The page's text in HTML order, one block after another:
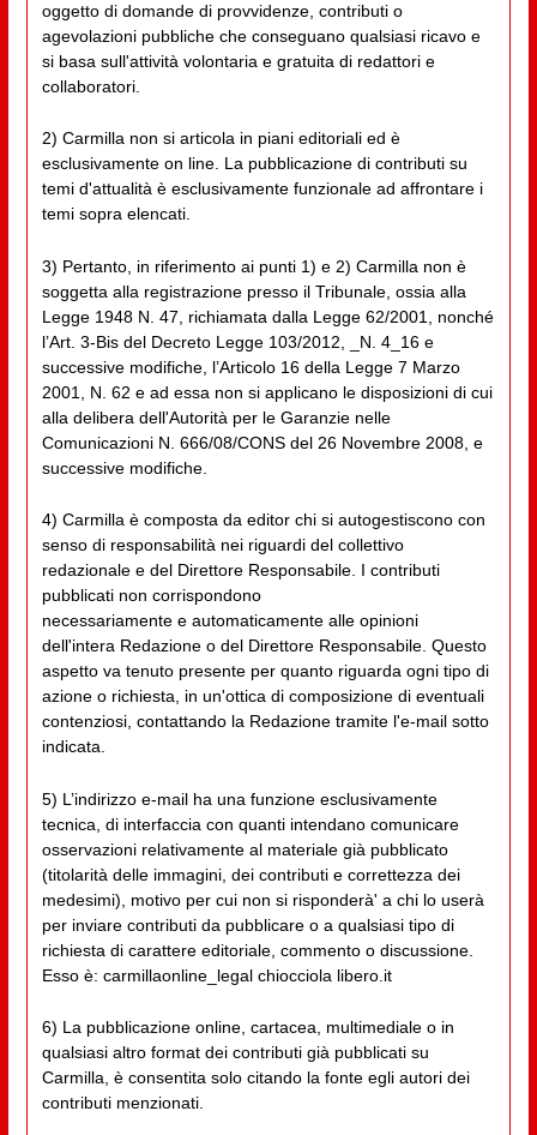
oggetto di domande di provvidenze, contributi o
agevolazioni pubbliche che conseguano qualsiasi ricavo e
si basa sull'attività volontaria e gratuita di redattori e
collaboratori.
2) Carmilla non si articola in piani editoriali ed è
esclusivamente on line. La pubblicazione di contributi su
temi d'attualità è esclusivamente funzionale ad affrontare i
temi sopra elencati.
3) Pertanto, in riferimento ai punti 1) e 2) Carmilla non è
soggetta alla registrazione presso il Tribunale, ossia alla
Legge 1948 N. 47, richiamata dalla Legge 62/2001, nonché
l’Art. 3-Bis del Decreto Legge 103/2012, _N. 4_16 e
successive modifiche, l’Articolo 16 della Legge 7 Marzo
2001, N. 62 e ad essa non si applicano le disposizioni di cui
alla delibera dell'Autorità per le Garanzie nelle
Comunicazioni N. 666/08/CONS del 26 Novembre 2008, e
successive modifiche.
4) Carmilla è composta da editor chi si autogestiscono con
senso di responsabilità nei riguardi del collettivo
redazionale e del Direttore Responsabile. I contributi
pubblicati non corrispondono
necessariamente e automaticamente alle opinioni
dell'intera Redazione o del Direttore Responsabile. Questo
aspetto va tenuto presente per quanto riguarda ogni tipo di
azione o richiesta, in un'ottica di composizione di eventuali
contenziosi, contattando la Redazione tramite l'e-mail sotto
indicata.
5) L’indirizzo e-mail ha una funzione esclusivamente
tecnica, di interfaccia con quanti intendano comunicare
osservazioni relativamente al materiale già pubblicato
(titolarità delle immagini, dei contributi e correttezza dei
medesimi), motivo per cui non si risponderà' a chi lo userà
per inviare contributi da pubblicare o a qualsiasi tipo di
richiesta di carattere editoriale, commento o discussione.
Esso è: carmillaonline_legal chiocciola libero.it
6) La pubblicazione online, cartacea, multimediale o in
qualsiasi altro format dei contributi già pubblicati su
Carmilla, è consentita solo citando la fonte egli autori dei
contributi menzionati.